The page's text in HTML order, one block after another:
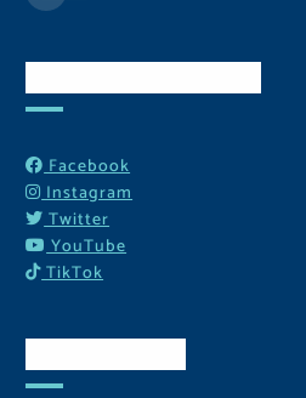
Facebook
Instagram
Twitter
YouTube
TikTok